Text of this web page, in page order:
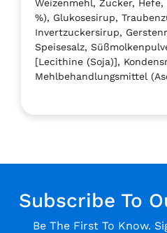
Weizenmehl, Zucker,
%), Glukosesirup,
Invertzuckersirup,
Speisesalz,
[Lecithine (Soja)],
Mehlbehandlungsmittel
Subscribe To
Be The First To Know.